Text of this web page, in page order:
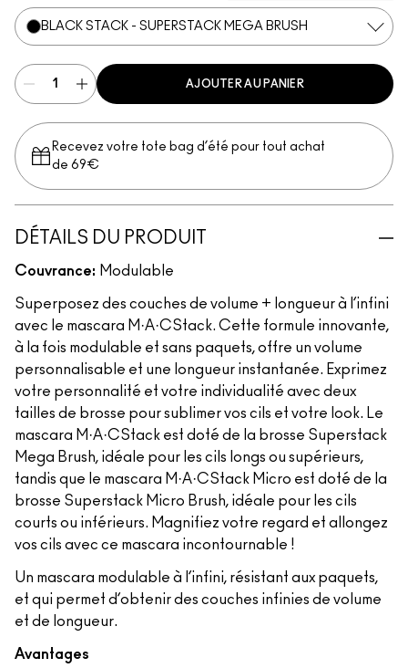
BLACK STACK - SUPERSTACK MEGA BRUSH
AJOUTER AU PANIER
Recevez votre tote bag d’été pour tout achat
de 69€
DÉTAILS DU PRODUIT
Couvrance: Modulable
Superposez des couches de volume + longueur à l’infini
avec le mascara M·A·CStack. Cette formule innovante,
à la fois modulable et sans paquets, offre un volume
personnalisable et une longueur instantanée. Exprimez
votre personnalité et votre individualité avec deux
tailles de brosse pour sublimer vos cils et votre look. Le
mascara M·A·CStack est doté de la brosse Superstack
Mega Brush, idéale pour les cils longs ou supérieurs,
tandis que le mascara M·A·CStack Micro est doté de la
brosse Superstack Micro Brush, idéale pour les cils
courts ou inférieurs. Magnifiez votre regard et allongez
vos cils avec ce mascara incontournable !
Un mascara modulable à l’infini, résistant aux paquets,
et qui permet d’obtenir des couches infinies de volume
et de longueur.
Avantages